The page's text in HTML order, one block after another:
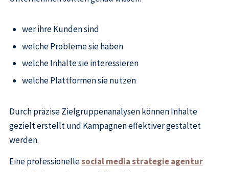
wer ihre Kunden sind
welche Probleme sie haben
welche Inhalte sie interessieren
welche Plattformen sie nutzen
Durch präzise Zielgruppenanalysen können Inhalte
gezielt erstellt und Kampagnen effektiver gestaltet
werden.
Eine professionellesocial media strategie agentur